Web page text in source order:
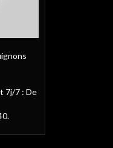
7j/7 : De